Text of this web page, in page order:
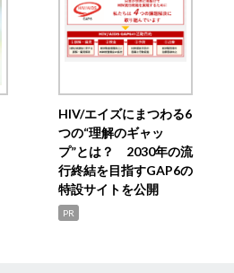
HIV/エイズにまつわる6
つの“理解のギャッ
プ”とは？ 2030年の流
行終結を目指すGAP6の
特設サイトを公開
PR